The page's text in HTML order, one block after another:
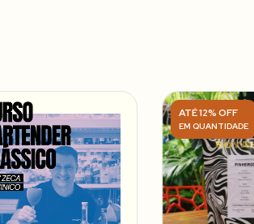
ATÉ 12% OFF
EM QUANTIDADE